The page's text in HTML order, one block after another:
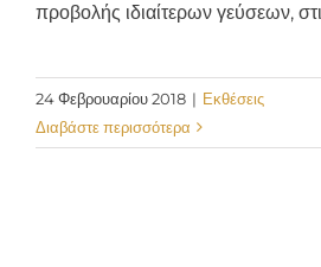
προβολής ιδιαίτερων γεύσεων,
24 Φεβρουαρίου 2018 | Εκθέσεις
Διαβάστε περισσότερα